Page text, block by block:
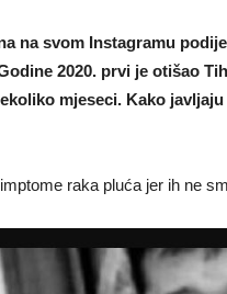
na svom Instagramu
2020. prvi je otišao
mjeseci. Kako
raka pluća jer ih ne